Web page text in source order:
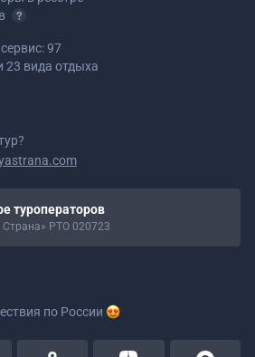
97
23 вида отдыха
туроператоров
РТО 020723
по России